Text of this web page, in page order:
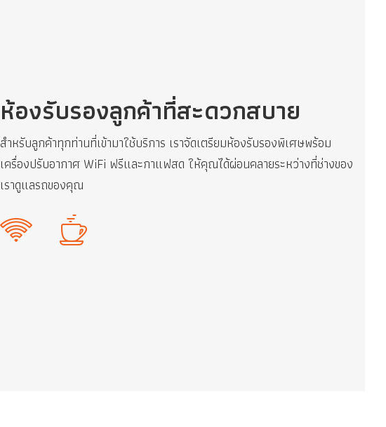
ห้องรับรองลูกค้าที่สะดวกสบาย
สำหรับลูกค้าทุกท่านที่เข้ามาใช้บริการ เราจัดเตรียมห้องรับรองพิเศษพร้อม
เครื่องปรับอากาศ WiFi ฟรีและกาแฟสด ให้คุณได้ผ่อนคลายระหว่างที่ช่างของ
เราดูแลรถของคุณ